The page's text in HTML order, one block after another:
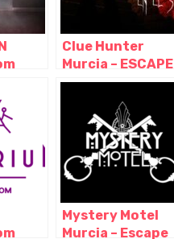
Clue Hunter
Murcia – ESCAPE
ROOM, Murcia –
Mystery Motel
Murcia – Escape